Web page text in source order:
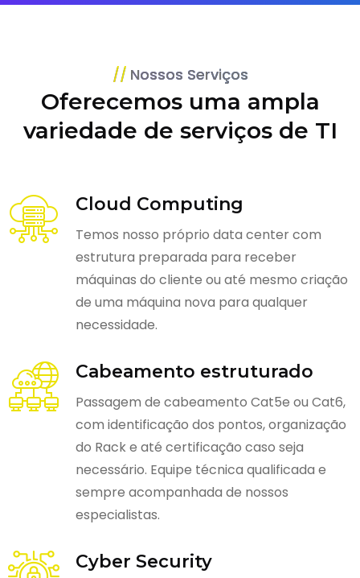
Nossos Serviços
Oferecemos uma ampla
variedade de serviços de TI
Cloud Computing
Temos nosso próprio data center com
estrutura preparada para receber
máquinas do cliente ou até mesmo criação
de uma máquina nova para qualquer
necessidade.
Cabeamento estruturado
Passagem de cabeamento Cat5e ou Cat6,
com identificação dos pontos, organização
do Rack e até certificação caso seja
necessário. Equipe técnica qualificada e
sempre acompanhada de nossos
especialistas.
Cyber Security